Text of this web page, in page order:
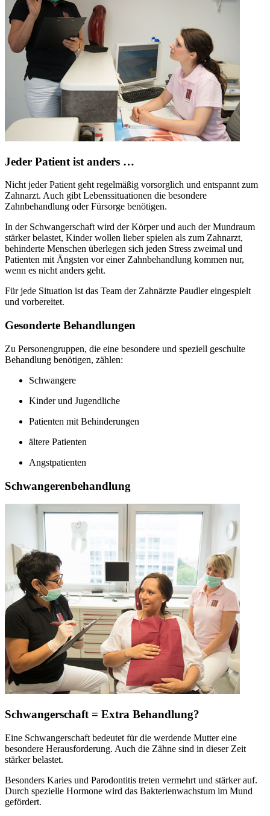
Jeder Patient ist anders …
Nicht jeder Patient geht regelmäßig vorsorglich und entspannt zum
Zahnarzt. Auch gibt Lebenssituationen die besondere
Zahnbehandlung oder Fürsorge benötigen.
In der Schwangerschaft wird der Körper und auch der Mundraum
stärker belastet, Kinder wollen lieber spielen als zum Zahnarzt,
behinderte Menschen überlegen sich jeden Stress zweimal und
Patienten mit Ängsten vor einer Zahnbehandlung kommen nur,
wenn es nicht anders geht.
Für jede Situation ist das Team der Zahnärzte Paudler eingespielt
und vorbereitet.
Gesonderte Behandlungen
Zu Personengruppen, die eine besondere und speziell geschulte
Behandlung benötigen, zählen:
Schwangere
Kinder und Jugendliche
Patienten mit Behinderungen
ältere Patienten
Angstpatienten
Schwangerenbehandlung
Schwangerschaft = Extra Behandlung?
Eine Schwangerschaft bedeutet für die werdende Mutter eine
besondere Herausforderung. Auch die Zähne sind in dieser Zeit
stärker belastet.
Besonders Karies und Parodontitis treten vermehrt und stärker auf.
Durch spezielle Hormone wird das Bakterienwachstum im Mund
gefördert.